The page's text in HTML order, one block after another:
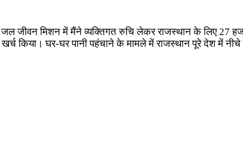
जीवन मिशन में मैंने व्यक्तिगत रुचि लेकर राजस्थान के लिए 27
किया। घर-घर पानी पहंचाने के मामले में राजस्थान पूरे देश में